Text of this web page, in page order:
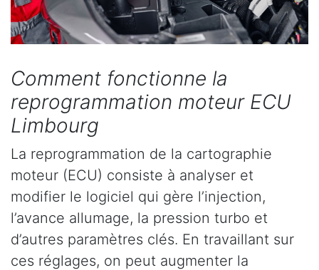
Comment fonctionne la
reprogrammation moteur ECU
Limbourg
La reprogrammation de la cartographie
moteur (ECU) consiste à analyser et
modifier le logiciel qui gère l’injection,
l’avance allumage, la pression turbo et
d’autres paramètres clés. En travaillant sur
ces réglages, on peut augmenter la